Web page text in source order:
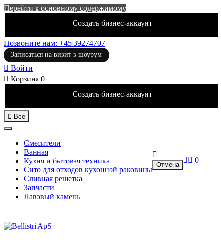
Перейти к основному содержимому
Создать бизнес-аккаунт
Позвоните нам: +45 39274707
Записаться на визит в шоурум
 Войти
 Корзина 0
Создать бизнес-аккаунт
 Все
Смесители
Ванная
Кухня и бытовая техника
Сито для отходов кухонной раковины
Сливная решетка
Запчасти
Лавовый камень

Отмена
  0